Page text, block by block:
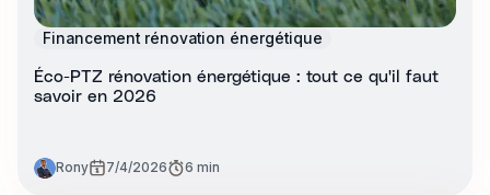
Financement rénovation énergétique
Éco-PTZ rénovation énergétique : tout ce qu'il faut
savoir en 2026
Rony 7/4/2026 6 min